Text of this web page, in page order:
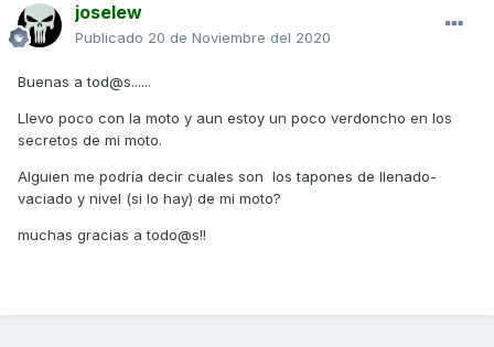
joselew
Publicado 20 de Noviembre del 2020
Buenas a tod@s......
Llevo poco con la moto y aun estoy un poco verdoncho en los
secretos de mi moto.
Alguien me podría decir cuales son los tapones de llenado-
vaciado y nivel (si lo hay) de mi moto?
muchas gracias a todo@s!!